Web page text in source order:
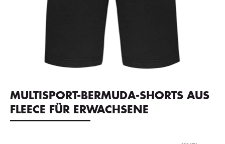
MULTISPORT-BERMUDA-SHORTS AUS
FLEECE FÜR ERWACHSENE